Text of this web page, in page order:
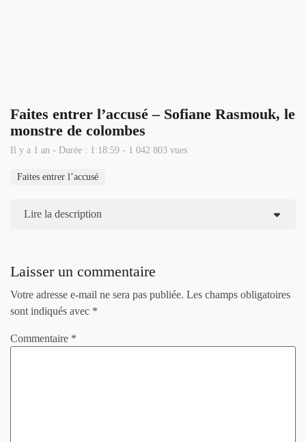
Faites entrer l’accusé – Sofiane Rasmouk, le
monstre de colombes
Il y a 1 an - Durée : 1:18:59 - 1 042 803 vues
Faites entrer l’accusé
Lire la description
Laisser un commentaire
Votre adresse e-mail ne sera pas publiée. Les champs obligatoires
sont indiqués avec *
Commentaire *